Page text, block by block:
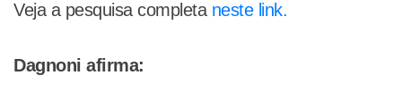
Veja a pesquisa completa neste link.
Dagnoni afirma: